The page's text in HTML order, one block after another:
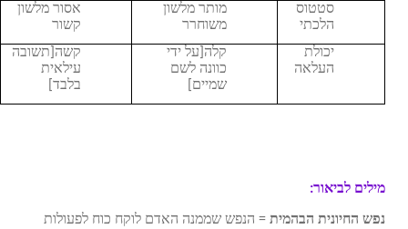
סטטוס
הלכתי
מותר מלשון
משוחרר
אסור מלשון
קשור
יכולת
העלאה
קלה[על ידי
כוונה לשם
שמיים]
קשה[תשובה
עילאית
בלבד]
מילים לביאור:
נפש החיונית הבהמית = הנפש שממנה האדם לוקח כוח לפעולות